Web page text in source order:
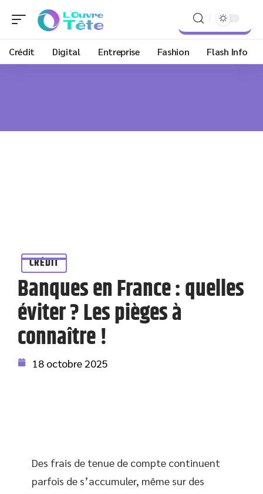
Crédit Digital Entreprise Fashion Flash Info
CRÉDIT
Banques en France : quelles
éviter ? Les pièges à
connaître !
18 octobre 2025
Des frais de tenue de compte continuent
parfois de s’accumuler, même sur des